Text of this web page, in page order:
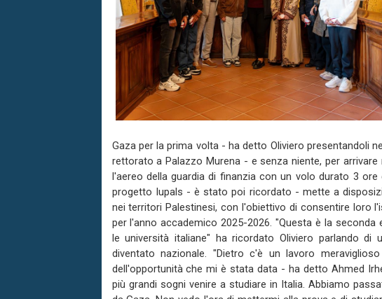
Gaza per la prima volta - ha detto Oliviero presentandoli
rettorato a Palazzo Murena - e senza niente, per
l'aereo della guardia di finanzia con un volo durato 3
progetto Iupals - è stato poi ricordato - mette a
nei territori Palestinesi, con l'obiettivo di consentire loro
per l'anno accademico 2025-2026. "Questa è la
le università italiane" ha ricordato Oliviero parlando
diventato nazionale. "Dietro c'è un lavoro
dell'opportunità che mi è stata data - ha detto Ahmed
più grandi sogni venire a studiare in Italia. Abbiamo